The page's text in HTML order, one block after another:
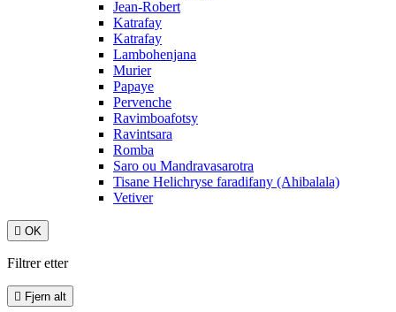
Jean-Robert
Katrafay
Katrafay
Lambohenjana
Murier
Papaye
Pervenche
Ravimboafotsy
Ravintsara
Romba
Saro ou Mandravasarotra
Tisane Helichryse faradifany (Ahibalala)
Vetiver
 OK
Filtrer etter
 Fjern alt